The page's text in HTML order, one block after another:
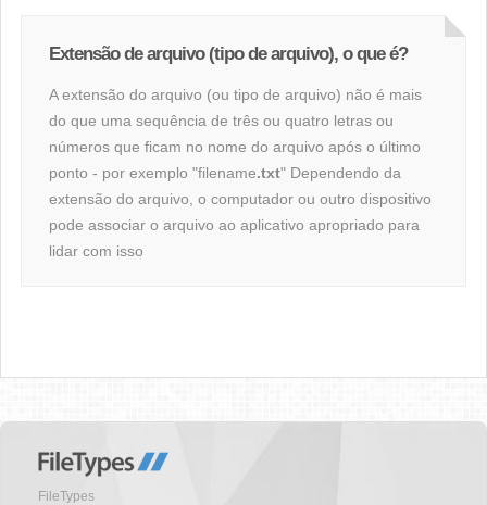
Extensão de arquivo (tipo de arquivo), o que é?
A extensão do arquivo (ou tipo de arquivo) não é mais
do que uma sequência de três ou quatro letras ou
números que ficam no nome do arquivo após o último
ponto - por exemplo "filename.txt" Dependendo da
extensão do arquivo, o computador ou outro dispositivo
pode associar o arquivo ao aplicativo apropriado para
lidar com isso
FileTypes